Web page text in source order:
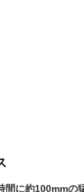
間に約100mm